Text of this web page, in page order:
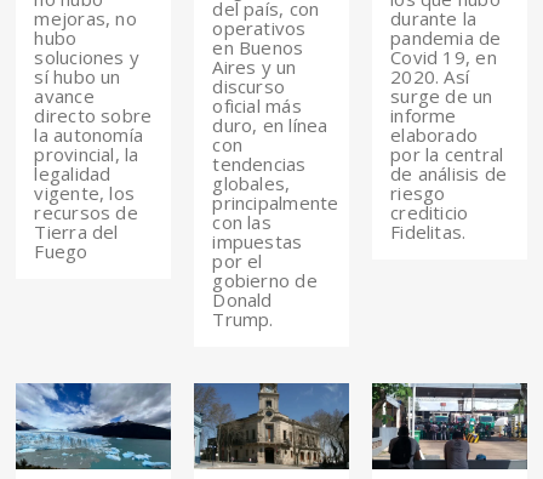
mejoras, no
hubo
soluciones y
sí hubo un
avance
directo sobre
la autonomía
provincial, la
legalidad
vigente, los
recursos de
Tierra del
Fuego
del país, con
operativos
en Buenos
Aires y un
discurso
oficial más
duro, en línea
con
tendencias
globales,
principalmente
con las
impuestas
por el
gobierno de
Donald
Trump.
durante la
pandemia de
Covid 19, en
2020. Así
surge de un
informe
elaborado
por la central
de análisis de
riesgo
crediticio
Fidelitas.